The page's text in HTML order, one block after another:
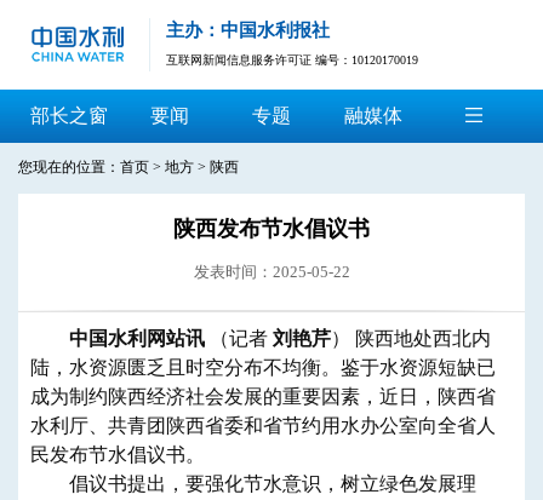
主办：中国水利报社
互联网新闻信息服务许可证 编号：10120170019
部长之窗 要闻 专题 融媒体
您现在的位置： 首页 > 地方 > 陕西
陕西发布节水倡议书
发表时间：2025-05-22
中国水利网站讯 （记者 刘艳芹） 陕西地处西北内
陆，水资源匮乏且时空分布不均衡。鉴于水资源短缺已
成为制约陕西经济社会发展的重要因素，近日，陕西省
水利厅、共青团陕西省委和省节约用水办公室向全省人
民发布节水倡议书。
倡议书提出，要强化节水意识，树立绿色发展理